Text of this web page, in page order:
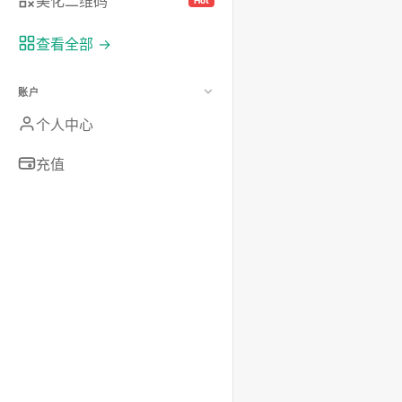
查看全部 →
账户
个人中心
充值